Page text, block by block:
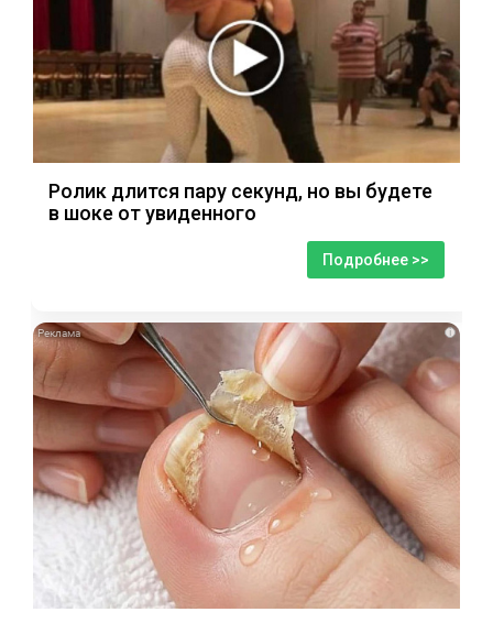
Ролик длится пару секунд, но вы будете
в шоке от увиденного
Подробнее >>
i